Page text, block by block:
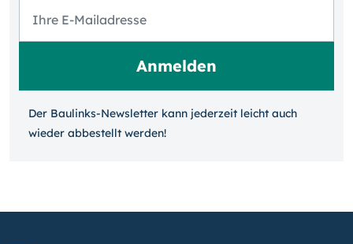
Der Baulinks-Newsletter kann jeder­zeit leicht auch
wieder ab­bestellt werden!